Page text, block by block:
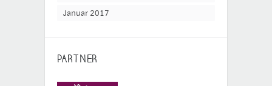
Januar 2017
PARTNER